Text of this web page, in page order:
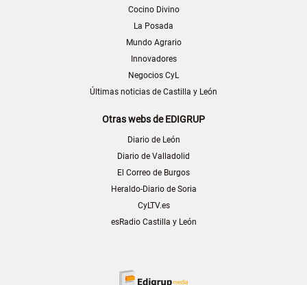
Cocino Divino
La Posada
Mundo Agrario
Innovadores
Negocios CyL
Últimas noticias de Castilla y León
Otras webs de EDIGRUP
Diario de León
Diario de Valladolid
El Correo de Burgos
Heraldo-Diario de Soria
CyLTV.es
esRadio Castilla y León